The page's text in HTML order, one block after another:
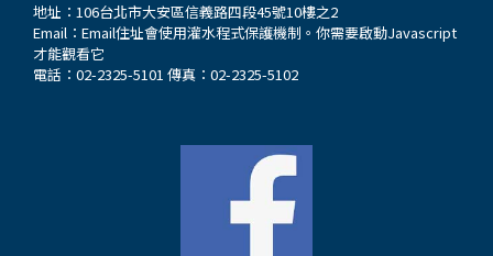
地址：106台北市大安區信義路四段45號10樓之2
Email： Email住址會使用灌水程式保護機制。你需要啟動Javascript
才能觀看它
電話：02-2325-5101 傳真：02-2325-5102